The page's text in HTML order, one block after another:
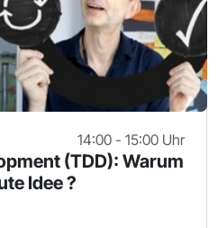
14:00 - 15:00 Uhr
(TDD): Warum
Idee ?